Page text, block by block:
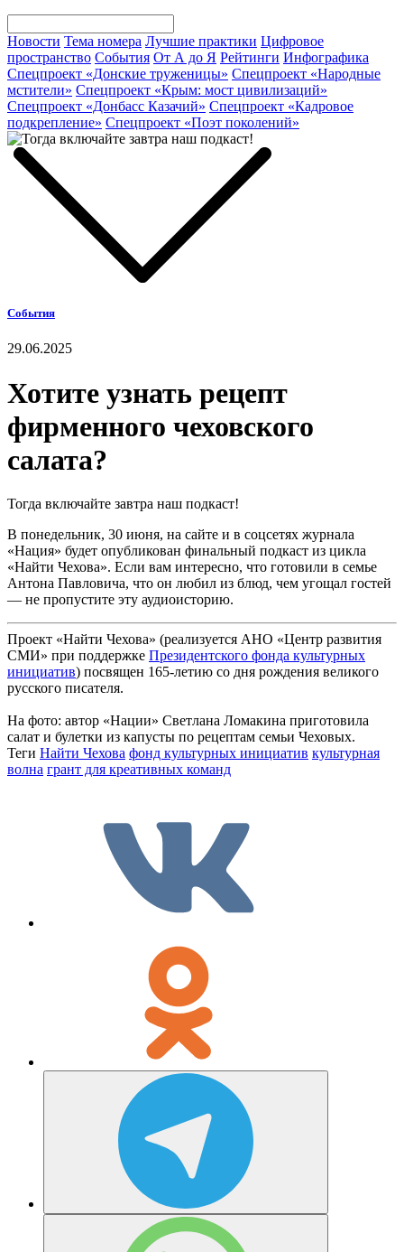
Новости Тема номера Лучшие практики Цифровое
пространство События От А до Я Рейтинги Инфографика
Спецпроект «Донские труженицы» Спецпроект «Народные
мстители» Спецпроект «Крым: мост цивилизаций»
Спецпроект «Донбасс Казачий» Спецпроект «Кадровое
подкрепление» Спецпроект «Поэт поколений»
События
29.06.2025
Хотите узнать рецепт
фирменного чеховского
салата?
Тогда включайте завтра наш подкаст!
В понедельник, 30 июня, на сайте и в соцсетях журнала
«Нация» будет опубликован финальный подкаст из цикла
«Найти Чехова». Если вам интересно, что готовили в семье
Антона Павловича, что он любил из блюд, чем угощал гостей
— не пропустите эту аудиоисторию.
Проект «Найти Чехова» (реализуется АНО «Центр развития
СМИ» при поддержке Президентского фонда культурных
инициатив) посвящен 165-летию со дня рождения великого
русского писателя.
На фото: автор «Нации» Светлана Ломакина приготовила
салат и булетки из капусты по рецептам семьи Чеховых.
Теги Найти Чехова фонд культурных инициатив культурная
волна грант для креативных команд